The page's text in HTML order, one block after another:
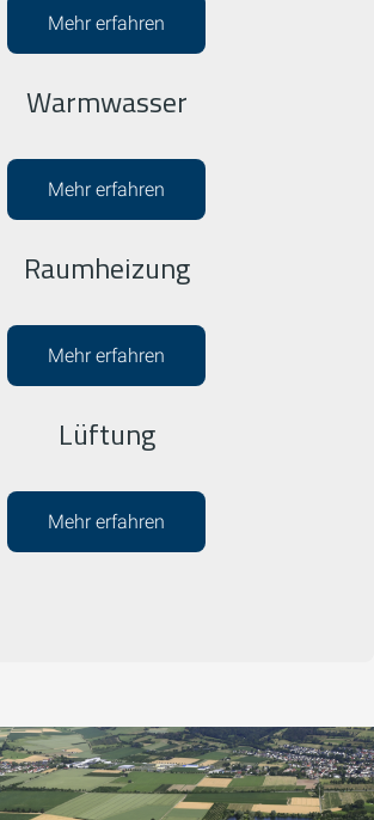
Mehr erfahren
Warmwasser
Mehr erfahren
Raumheizung
Mehr erfahren
Lüftung
Mehr erfahren